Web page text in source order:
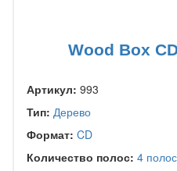
Wood Box
Артикул: 993
Тип: Дерево
Формат: CD
Количество полос: 4